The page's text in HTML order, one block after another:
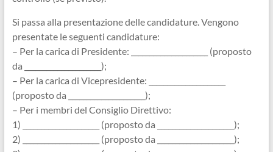
Si passa alla presentazione delle candidature. Vengono
presentate le seguenti candidature:
– Per la carica di Presidente: _____________________ (proposto
da _____________________);
– Per la carica di Vicepresidente: _____________________
(proposto da _____________________);
– Per i membri del Consiglio Direttivo:
1) _____________________ (proposto da _____________________);
2) _____________________ (proposto da _____________________);